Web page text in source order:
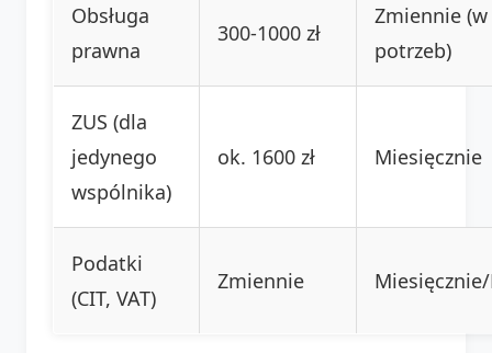
Obsługa
prawna
300-1000 zł
Zmiennie
potrzeb)
ZUS (dla
jedynego
wspólnika)
ok. 1600 zł Miesięcznie
Podatki
(CIT, VAT)
Zmiennie